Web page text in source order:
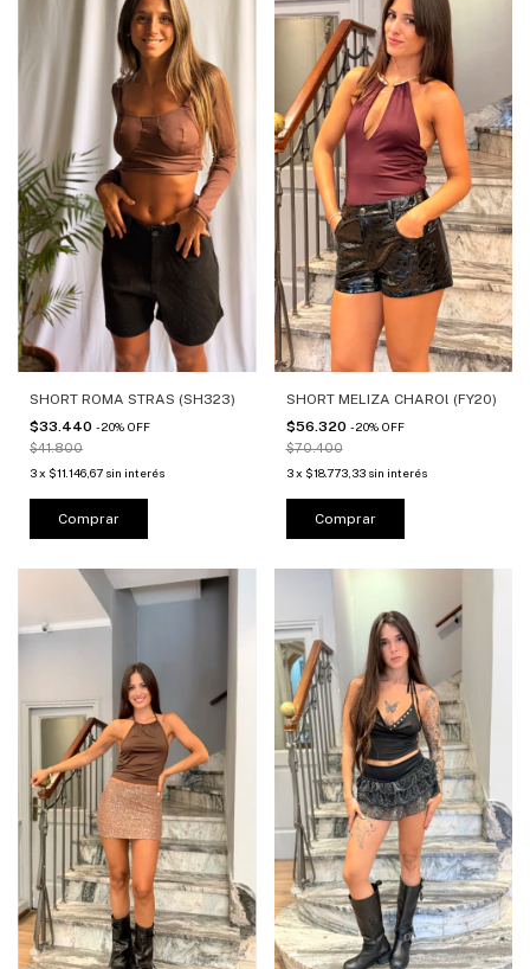
SHORT ROMA STRAS (SH323)
$33.440 -20% OFF
$41.800
3x $11.146,67 sin interés
Comprar
SHORT MELIZA CHAROl (FY20)
$56.320 -20% OFF
$70.400
3 x $18.773,33 sin interés
Comprar